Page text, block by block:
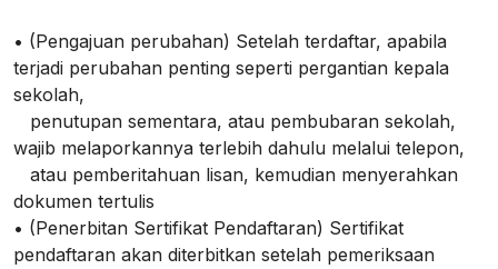
• (Pengajuan perubahan) Setelah terdaftar, apabila
terjadi perubahan penting seperti pergantian kepala
sekolah,
penutupan sementara, atau pembubaran sekolah,
wajib melaporkannya terlebih dahulu melalui telepon,
atau pemberitahuan lisan, kemudian menyerahkan
dokumen tertulis
• (Penerbitan Sertifikat Pendaftaran) Sertifikat
pendaftaran akan diterbitkan setelah pemeriksaan